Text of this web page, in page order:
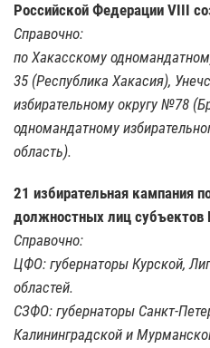
Российской Федерации VIII
Справочно:
по Хакасскому
35 (Республика Хакасия),
избирательному округу №78
одномандатному
область).
21 избирательная кампания
должностных лиц субъектов
Справочно:
ЦФО: губернаторы Курской,
областей.
СЗФО: губернаторы Санкт-
Калининградской и